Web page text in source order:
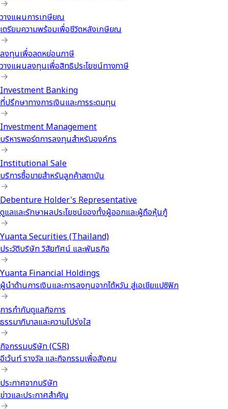
วางแผนการเกษียณ
เตรียมความพร้อมเพื่อชีวิตหลังเกษียณ
ลงทุนเพื่อลดหย่อนภาษี
วางแผนลงทุนเพื่อสิทธิประโยชน์ทางภาษี
Investment Banking
ที่ปรึกษาทางการเงินและการระดมทุน
Investment Management
บริหารพอร์ตการลงทุนสำหรับองค์กร
Institutional Sale
บริการซื้อขายสำหรับลูกค้าสถาบัน
Debenture Holder's Representative
ดูแลและรักษาผลประโยชน์ของทั้งผู้ออกและผู้ถือหุ้นกู้
Yuanta Securities (Thailand)
ประวัติบริษัท วิสัยทัศน์ และพันธกิจ
Yuanta Financial Holdings
ผู้นำด้านการเงินและการลงทุนจากไต้หวัน สู่เอเชียแปซิฟิก
การกำกับดูแลกิจการ
ธรรมาภิบาลและความโปร่งใส
กิจกรรมบริษัท (CSR)
อีเว้นท์ รางวัล และกิจกรรมเพื่อสังคม
ประกาศจากบริษัท
ข่าวและประกาศสำคัญ